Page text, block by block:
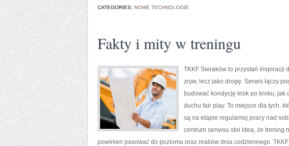
CATEGORIES: NOWE TECHNOLOGIE
Fakty i mity w treningu
TKKF Sieraków to przystań inspiracji
zryw, lecz jako drogę. Serwis łączy
budować kondycję krok po kroku,
duchu fair play. To miejsce dla tych,
są na etapie regularnej pracy nad
centrum serwisu stoi idea, że trening
powinien pasować do poziomu oraz realiów dnia codziennego.